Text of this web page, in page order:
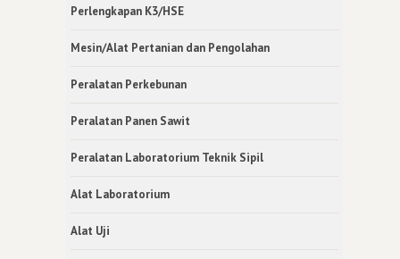
Perlengkapan K3/HSE
Mesin/Alat Pertanian dan Pengolahan
Peralatan Perkebunan
Peralatan Panen Sawit
Peralatan Laboratorium Teknik Sipil
Alat Laboratorium
Alat Uji